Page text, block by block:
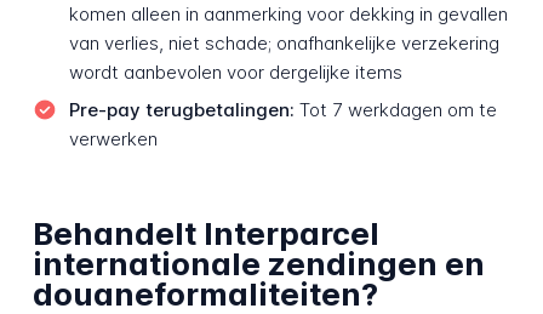
komen alleen in aanmerking voor dekking in gevallen
van verlies, niet schade; onafhankelijke verzekering
wordt aanbevolen voor dergelijke items
Pre-pay terugbetalingen: Tot 7 werkdagen om te
verwerken
Behandelt Interparcel
internationale zendingen en
douaneformaliteiten?